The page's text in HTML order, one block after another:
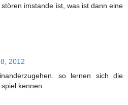
imstande ist, was ist dann eine
2012
so lernen sich die
kennen